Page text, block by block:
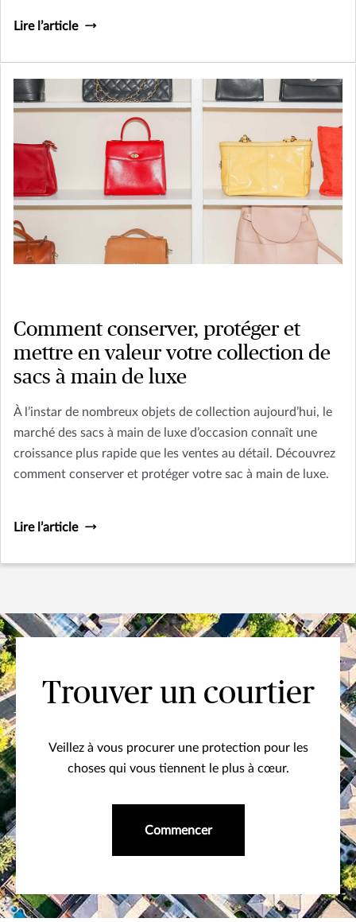
Lire l’article
Comment conserver, protéger et
mettre en valeur votre collection de
sacs à main de luxe
À l’instar de nombreux objets de collection aujourd’hui, le
marché des sacs à main de luxe d’occasion connaît une
croissance plus rapide que les ventes au détail. Découvrez
comment conserver et protéger votre sac à main de luxe.
Lire l’article
Trouver un courtier
Veillez à vous procurer une protection pour les
choses qui vous tiennent le plus à cœur.
Commencer